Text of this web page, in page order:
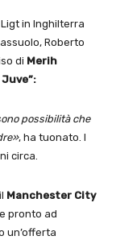
in Inghilterra
Roberto
di Merih
possibilità che
, ha tuonato. I
circa.
Manchester City
pronto ad
un’offerta